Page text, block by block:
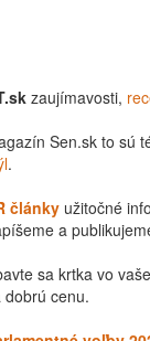
zaujímavosti,
Sen.sk to sú
.
články užitočné
a
sa krtka vo
dobrú cenu.